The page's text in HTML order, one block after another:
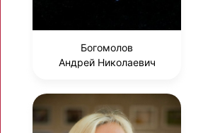
Богомолов
Андрей Николаевич